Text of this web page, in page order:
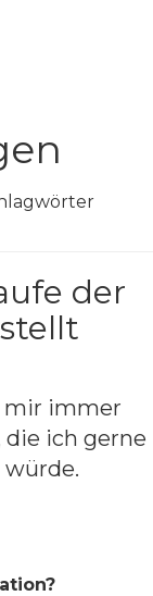
der
mir immer
ich gerne